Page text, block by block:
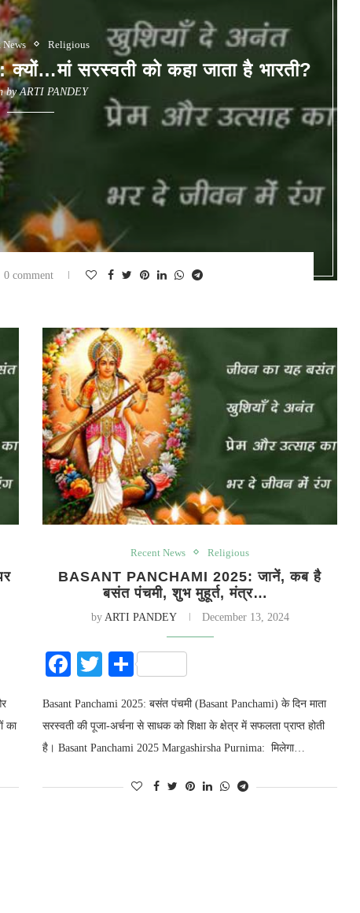
News Religious
सरस्वती को कहा जाता है भारती?
byARTI PANDEY
0 comment
का
Recent News Religious
BASANT PANCHAMI 2025: जानें, कब है
बसंत पंचमी, शुभ मुहूर्त, मंत्र…
by ARTI PANDEY December 13, 2024
Facebook
Twitter
Share
Basant Panchami 2025: बसंत पंचमी (Basant Panchami) के दिन माता
सरस्वती की पूजा-अर्चना से साधक को शिक्षा के क्षेत्र में सफलता प्राप्त होती
है। Basant Panchami 2025 Margashirsha Purnima: मिलेगा…